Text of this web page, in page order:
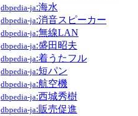
dbpedia-ja:海水
dbpedia-ja:消音スピーカー
dbpedia-ja:無線LAN
dbpedia-ja:盛田昭夫
dbpedia-ja:着うたフル
dbpedia-ja:短パン
dbpedia-ja:航空機
dbpedia-ja:西城秀樹
dbpedia-ja:販売促進